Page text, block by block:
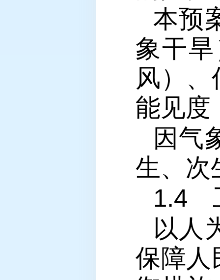
本预
象干
风）
能见度
因气
生、次
1.4
以人
保障人